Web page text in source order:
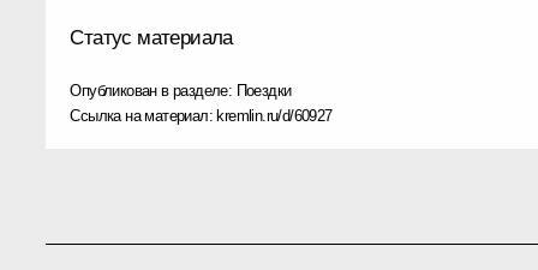
Статус материала
Опубликован в разделе: Поездки
Ссылка на материал: kremlin.ru/d/60927